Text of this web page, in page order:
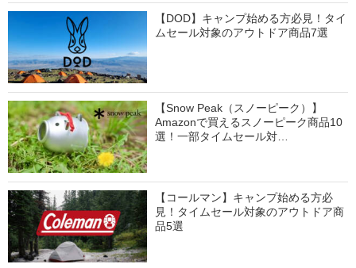
【DOD】キャンプ始める方必見！タイ
ムセール対象のアウトドア商品7選
【Snow Peak（スノーピーク）】
Amazonで買えるスノーピーク商品10
選！一部タイムセール対…
【コールマン】キャンプ始める方必
見！タイムセール対象のアウトドア商
品5選